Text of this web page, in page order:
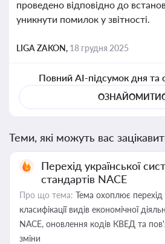
проведено відповідно до
уникнути помилок у звітності.
LIGA ZAKON, 18 грудня 2025
Повний AI-підсумок дня та
Теми, які можуть вас
Перехід української
стандартів NACE
Про що тема: Тема охоплює перехід
класифікації видів економічної
NACE, оновлення кодів КВЕД та
зміни